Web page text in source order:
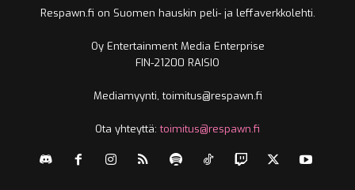
Respawn.fi on Suomen hauskin peli- ja leffaverkkolehti.
Oy Entertainment Media Enterprise
FIN-21200 RAISIO
Mediamyynti, toimitus@respawn.fi
Ota yhteyttä:toimitus@respawn.fi